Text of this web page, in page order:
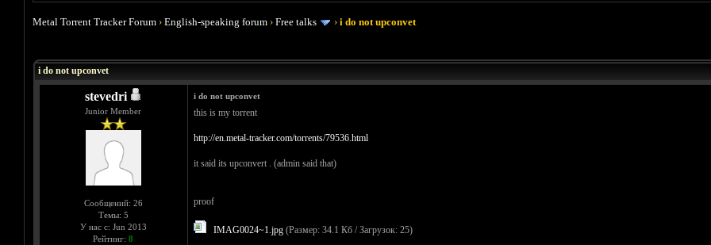
Metal Torrent Tracker Forum ›English-speaking forum ›Free talks ›i do not upconvet
i do not upconvet
stevedri
Junior Member
Сообщений: 26
Темы: 5
У нас с: Jun 2013
Рейтинг: 8
i do not upconvet
this is my torrent
http://en.metal-tracker.com/torrents/79536.html
it said its upconvert . (admin said that)
proof
IMAG0024~1.jpg(Размер: 34.1 Кб / Загрузок: 25)